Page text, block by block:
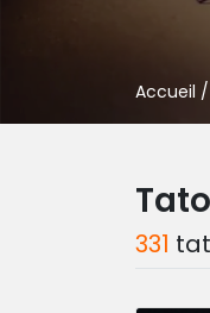
Accueil
331